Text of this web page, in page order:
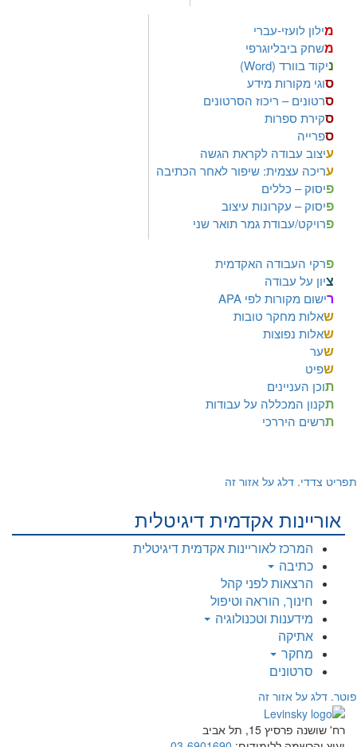
מילון לועזי-עברי
משחק ביבליוגרפי
ניקוד בוורד (Word)
סוגי מקורות מידע
סרטונים – ריכוז הסרטונים
סקירת ספרות
ספרייה
עיצוב עבודה לקראת הגשה
עריכה עצמית: שיפור לאחר הכתיבה
פיסוק – כללים
פיסוק – עקרונות עיצוב
פרויקט/עבודת גמר תואר שני
פרקי העבודה האקדמית
ציון על עבודה
רישום מקורות לפי APA
שאלות מחקר טובות
שאלות נפוצות
שער
שפיט
תוכן העניינים
תקנון המכללה על עבודות
תרשים היררכי
תפריט צדדי. דלג על אזור זה
אוריינות אקדמית דיגיטלית
המרכז לאוריינות אקדמית דיגיטלית
כתיבה
הרצאות לפני קהל
חינוך, הוראה וטיפול
מידענות וטכנולוגיה
אתיקה
מחקר
סרטונים
פוטר. דלג על אזור זה
רח' שושנה פרסיץ 15, תל אביב